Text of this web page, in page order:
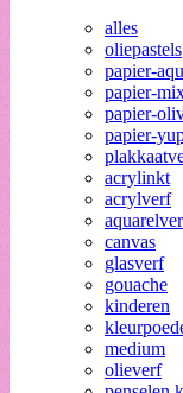
alles
oliepastels
papier-
papier-
papier-
papier-
acrylinkt
acrylverf
canvas
glasverf
gouache
kinderen
medium
olieverf